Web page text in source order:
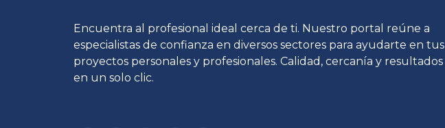
Encuentra al profesional ideal cerca de ti. Nuestro portal reúne a
especialistas de confianza en diversos sectores para ayudarte en tus
proyectos personales y profesionales. Calidad, cercanía y resultados
en un solo clic.